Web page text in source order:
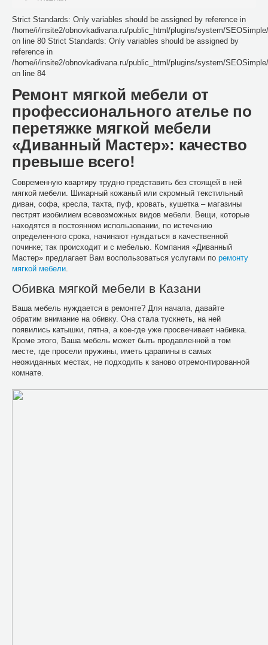
Strict Standards: Only variables should be assigned by reference in
/home/i/insite2/obnovkadivana.ru/public_html/plugins/system/
on line 80 Strict Standards: Only variables should be assigned by
reference in
/home/i/insite2/obnovkadivana.ru/public_html/plugins/system/
on line 84
Ремонт мягкой мебели от
профессионального ателье по
перетяжке мягкой мебели
«Диванный Мастер»: качество
превыше всего!
Современную квартиру трудно представить без стоящей в ней
мягкой мебели. Шикарный кожаный или скромный текстильный
диван, софа, кресла, тахта, пуф, кровать, кушетка – магазины
пестрят изобилием всевозможных видов мебели. Вещи, которые
находятся в постоянном использовании, по истечению
определенного срока, начинают нуждаться в качественной
починке; так происходит и с мебелью. Компания «Диванный
Мастер» предлагает Вам воспользоваться услугами по ремонту
мягкой мебели.
Обивка мягкой мебели в Казани
Ваша мебель нуждается в ремонте? Для начала, давайте
обратим внимание на обивку. Она стала тускнеть, на ней
появились катышки, пятна, а кое-где уже просвечивает набивка.
Кроме этого, Ваша мебель может быть продавленной в том
месте, где просели пружины, иметь царапины в самых
неожиданных местах, не подходить к заново отремонтированной
комнате.